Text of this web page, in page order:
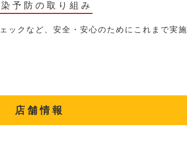
予防の取り組み
ックなど、安全・安心のためにこれまで実
店舗情報